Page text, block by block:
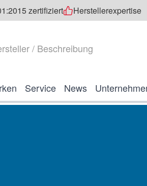
zertifiziert Herstellerexpertise
Service News